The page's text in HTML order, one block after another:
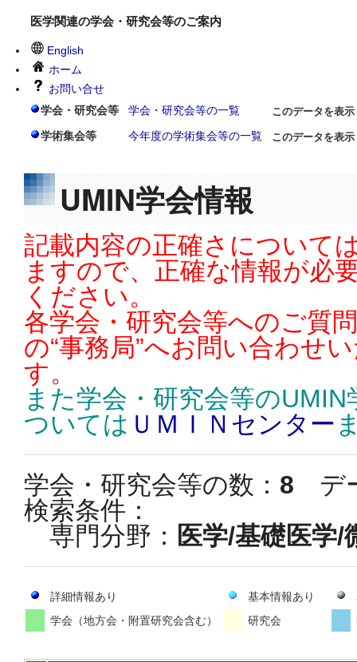
医学関連の学会・研究会等のご案内
English
ホーム
お問い合せ
学会・研究会等
学会・研究会等の一覧 このデータを表示
学術集会等 今年度の学術集会等の一覧 このデータを表示
UMIN学会情報
記載内容の正確さについて
ますので、正確な情報が必
ください。
各学会・研究会等へのご質
の“事務局”へお問い合わせ
す。
また学会・研究会等の
ついては ＵＭＩＮセンター
学会・研究会等の数： 8 デ
検索条件：
専門分野： 医学/基礎医学/
詳細情報あり 基本情報あり
学会（地方会・附置研究会含む）
研究会